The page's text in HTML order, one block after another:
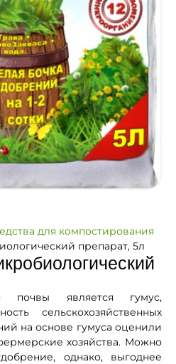
для компостирования
препарат, 5л
почвы является гумус,
сельскохозяйственных
на основе гумуса оценили
хозяйства. Можно
однако, выгоднее